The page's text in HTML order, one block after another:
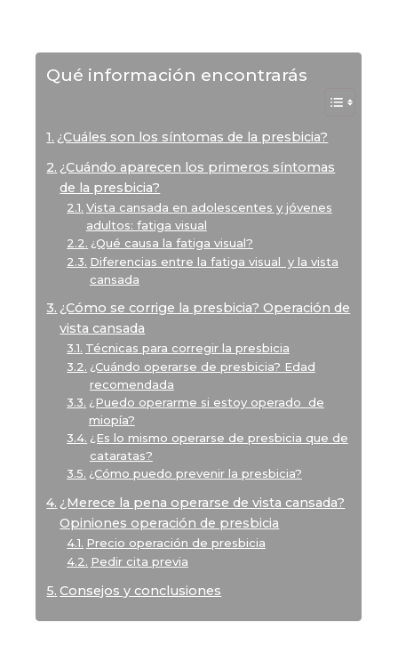
Qué información encontrarás
¿Cuáles son los síntomas de la presbicia?
¿Cuándo aparecen los primeros síntomas
de la presbicia?
Vista cansada en adolescentes y jóvenes
adultos: fatiga visual
¿Qué causa la fatiga visual?
Diferencias entre la fatiga visual y la vista
cansada
¿Cómo se corrige la presbicia? Operación de
vista cansada
Técnicas para corregir la presbicia
¿Cuándo operarse de presbicia? Edad
recomendada
¿Puedo operarme si estoy operado de
miopía?
¿Es lo mismo operarse de presbicia que de
cataratas?
¿Cómo puedo prevenir la presbicia?
¿Merece la pena operarse de vista cansada?
Opiniones operación de presbicia
Precio operación de presbicia
Pedir cita previa
Consejos y conclusiones